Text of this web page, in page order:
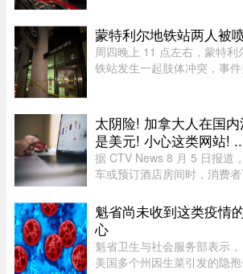
Royce、McLaren、Bugatti
蒙特利尔地铁站两人被
周四晚上 11 点左右，蒙特
铁站发生一起肢体冲突，事
多名乘客。蒙特利尔警方 ...
太阴险! 加拿大人在国
是美元! 小心这类网站!
据 CTV News 8 月 5 日报道
车或预订酒店房间时，消费
虽然有些旅游类网站是加拿
非如此，即使你要前往加拿 ...
魁省尚未收到这类疫情
心
魁省卫生与社会服务部表示
美国多个州因生菜引发的隐